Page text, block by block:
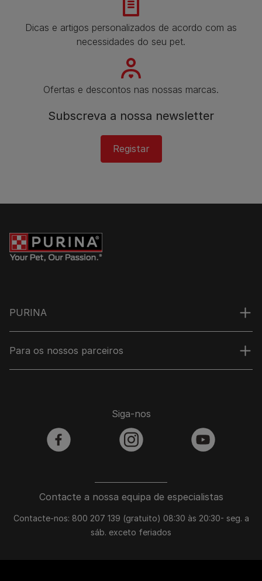
Dicas e artigos personalizados de acordo com as
necessidades do seu pet.
Ofertas e descontos nas nossas marcas.
Subscreva a nossa newsletter​
Registar
PURINA
Para os nossos parceiros
Contacte a nossa equipa de especialistas
Contacte-nos: 800 207 139 (gratuito) 08:30 às 20:30- seg. a
sáb. exceto feriados
Siga-nos
facebook instagram youtube